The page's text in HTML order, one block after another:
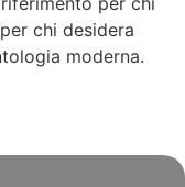
chi desidera
moderna.